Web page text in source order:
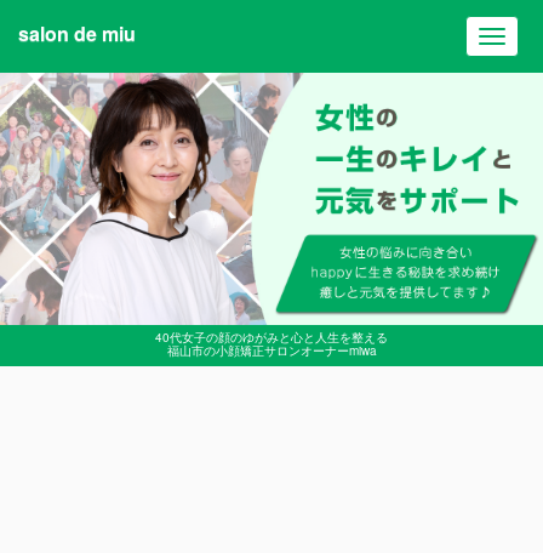
40代女子の顔のゆがみと心と人生を整える
福山市の小顔矯正サロンオーナーmiwa
salon de miu